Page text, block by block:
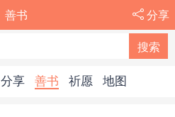
善书 分享
分享 善书 祈愿 地图